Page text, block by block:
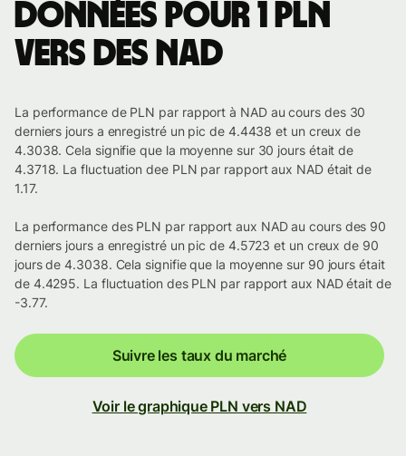
Données pour 1 PLN
vers des NAD
La performance de PLN par rapport à NAD au cours des 30
derniers jours a enregistré un pic de 4.4438 et un creux de
4.3038. Cela signifie que la moyenne sur 30 jours était de
4.3718. La fluctuation dee PLN par rapport aux NAD était de
1.17.
La performance des PLN par rapport aux NAD au cours des 90
derniers jours a enregistré un pic de 4.5723 et un creux de 90
jours de 4.3038. Cela signifie que la moyenne sur 90 jours était
de 4.4295. La fluctuation des PLN par rapport aux NAD était de
-3.77.
Suivre les taux du marché
Voir le graphique PLN vers NAD